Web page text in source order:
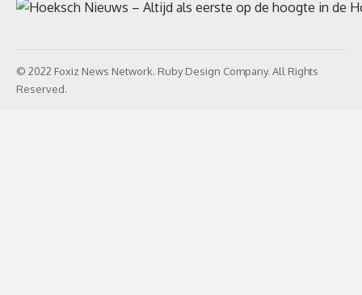
© 2022 Foxiz News Network. Ruby Design Company. All Rights
Reserved.